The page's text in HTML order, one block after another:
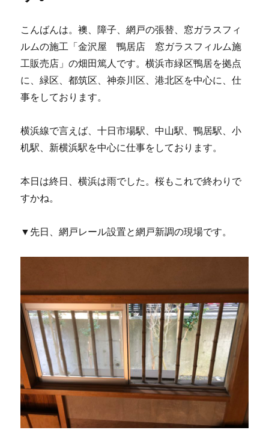
こんばんは。襖、障子、網戸の張替、窓ガラスフィ
ルムの施工「金沢屋 鴨居店 窓ガラスフィルム施
工販売店」の畑田篤人です。横浜市緑区鴨居を拠点
に、緑区、都筑区、神奈川区、港北区を中心に、仕
事をしております。
横浜線で言えば、十日市場駅、中山駅、鴨居駅、小
机駅、新横浜駅を中心に仕事をしております。
本日は終日、横浜は雨でした。桜もこれで終わりで
すかね。
▼先日、網戸レール設置と網戸新調の現場です。